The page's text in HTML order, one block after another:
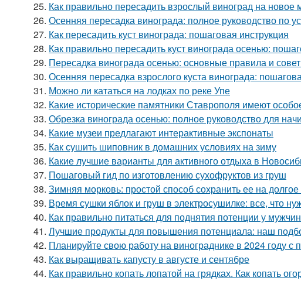
25. Как правильно пересадить взрослый виноград на новое
26. Осенняя пересадка винограда: полное руководство по
27. Как пересадить куст винограда: пошаговая инструкция
28. Как правильно пересадить куст винограда осенью:
29. Пересадка винограда осенью: основные правила и
30. Осенняя пересадка взрослого куста винограда:
31. Можно ли кататься на лодках по реке Упе
32. Какие исторические памятники Ставрополя имеют
33. Обрезка винограда осенью: полное руководство для
34. Какие музеи предлагают интерактивные экспонаты
35. Как сушить шиповник в домашних условиях на зиму
36. Какие лучшие варианты для активного отдыха в
37. Пошаговый гид по изготовлению сухофруктов из груш
38. Зимняя морковь: простой способ сохранить ее на
39. Время сушки яблок и груш в электросушилке: все, что
40. Как правильно питаться для поднятия потенции у мужчин
41. Лучшие продукты для повышения потенциала: наш
42. Планируйте свою работу на винограднике в 2024 году с
43. Как выращивать капусту в августе и сентябре
44. Как правильно копать лопатой на грядках. Как копать